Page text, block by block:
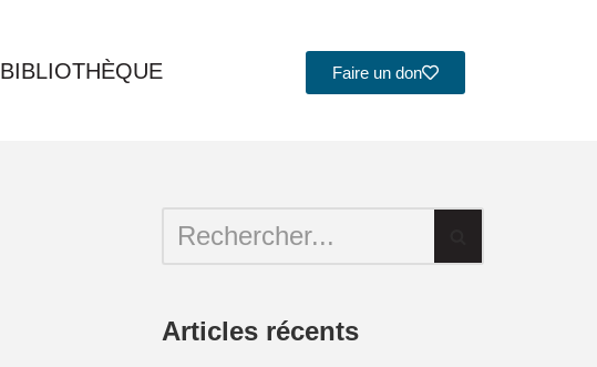
BIBLIOTHÈQUE Faire un don
Articles récents